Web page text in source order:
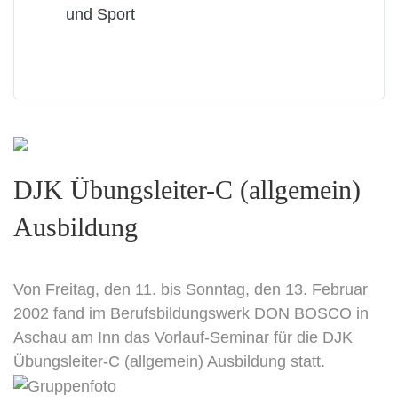
und Sport
DJK Übungsleiter-C (allgemein)
Ausbildung
Von Freitag, den 11. bis Sonntag, den 13. Februar
2002 fand im Berufsbildungswerk DON BOSCO in
Aschau am Inn das Vorlauf-Seminar für die DJK
Übungsleiter-C (allgemein) Ausbildung statt.